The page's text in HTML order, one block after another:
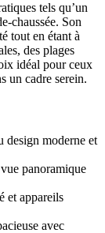
tels qu’un
chaussée. Son
tout en étant à
des plages
idéal pour ceux
un cadre serein.
design moderne et
panoramique
et appareils
avec